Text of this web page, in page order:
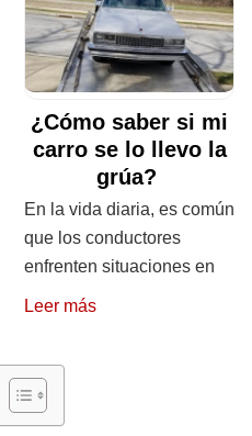
¿Cómo saber si mi
carro se lo llevo la
grúa?
En la vida diaria, es común
que los conductores
enfrenten situaciones en
Leer más